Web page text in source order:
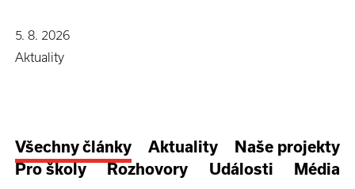
nespoutanou povahou.
5. 8. 2026
Aktuality
Všechny články Aktuality
Naše projekty
Pro školy
Rozhovory Události Média